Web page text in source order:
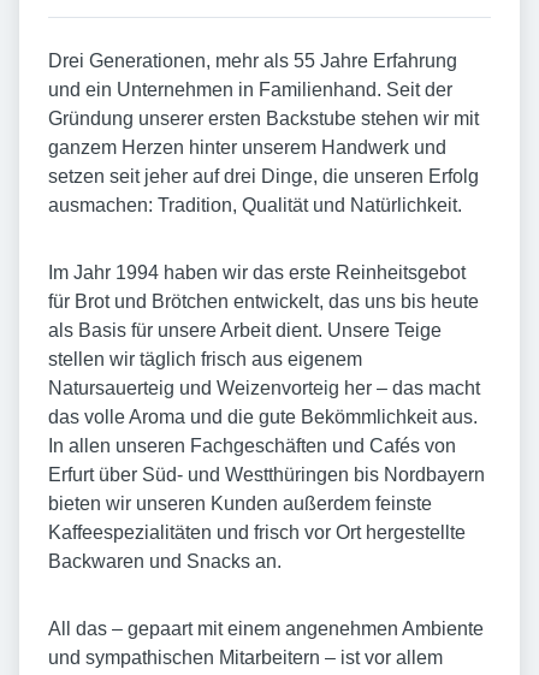
Drei Generationen, mehr als 55 Jahre Erfahrung
und ein Unternehmen in Familienhand. Seit der
Gründung unserer ersten Backstube stehen wir mit
ganzem Herzen hinter unserem Handwerk und
setzen seit jeher auf drei Dinge, die unseren Erfolg
ausmachen: Tradition, Qualität und Natürlichkeit.
Im Jahr 1994 haben wir das erste Reinheitsgebot
für Brot und Brötchen entwickelt, das uns bis heute
als Basis für unsere Arbeit dient. Unsere Teige
stellen wir täglich frisch aus eigenem
Natursauerteig und Weizenvorteig her – das macht
das volle Aroma und die gute Bekömmlichkeit aus.
In allen unseren Fachgeschäften und Cafés von
Erfurt über Süd- und Westthüringen bis Nordbayern
bieten wir unseren Kunden außerdem feinste
Kaffeespezialitäten und frisch vor Ort hergestellte
Backwaren und Snacks an.
All das – gepaart mit einem angenehmen Ambiente
und sympathischen Mitarbeitern – ist vor allem